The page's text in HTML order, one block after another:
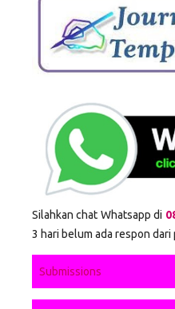
Silahkan chat Whatsapp di
3 hari belum ada respon
Submissions